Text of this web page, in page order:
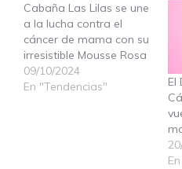
Cabaña Las Lilas se une
a la lucha contra el
cáncer de mama con su
irresistible Mousse Rosa
09/10/2024
En "Tendencias"
El